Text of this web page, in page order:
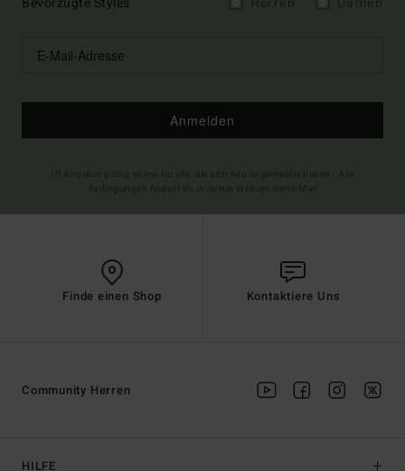
Anmelden
Finde einen Shop Kontaktiere Uns
HILFE
Community Herren